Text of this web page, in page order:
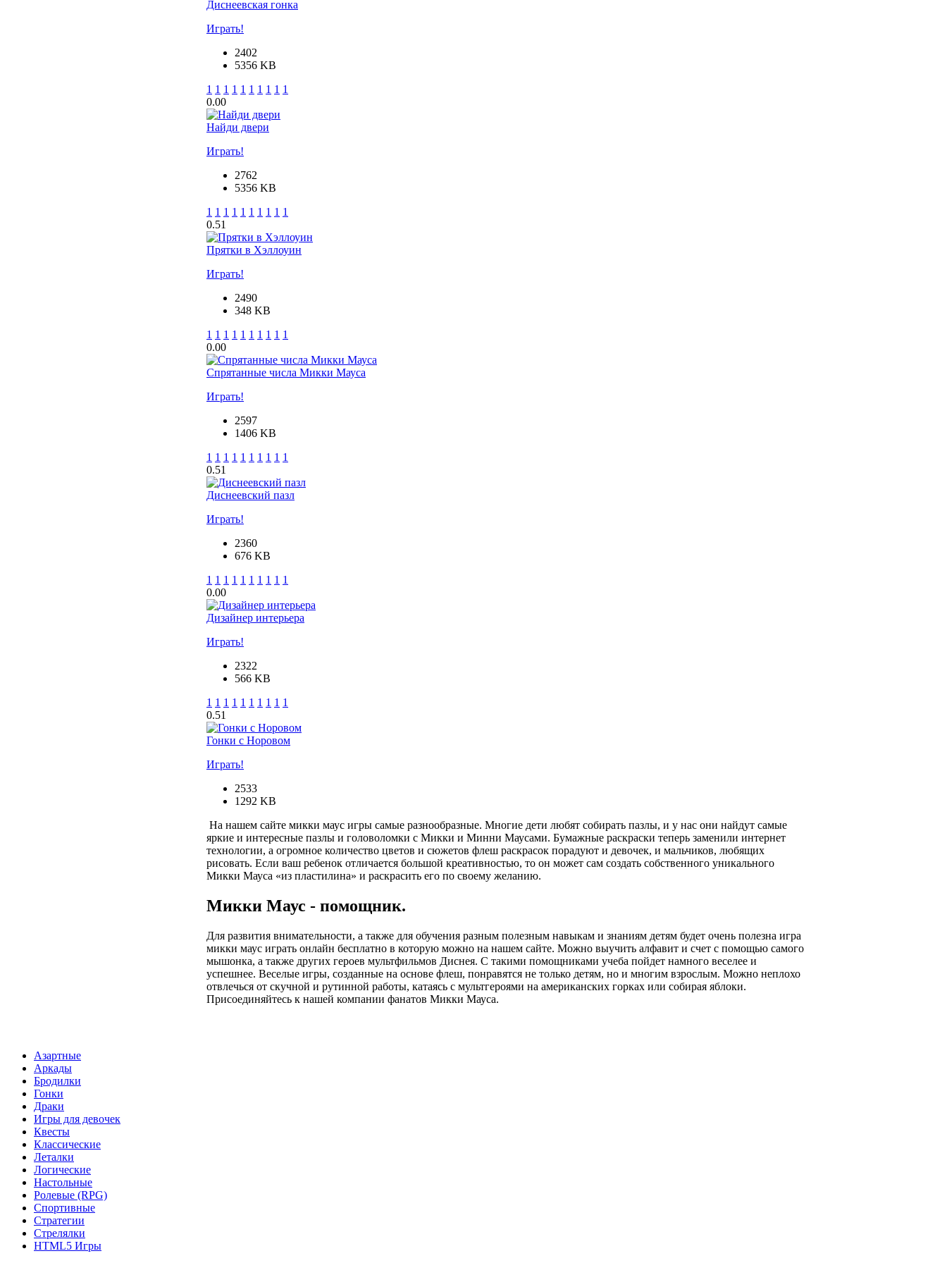
Диснеевская гонка
Играть!
2402
5356 KB
1 1 1 1 1 1 1 1 1 1
0.00
Найди двери
Играть!
2762
5356 KB
1 1 1 1 1 1 1 1 1 1
0.51
Прятки в Хэллоуин
Играть!
2490
348 KB
1 1 1 1 1 1 1 1 1 1
0.00
Спрятанные числа Микки Мауса
Играть!
2597
1406 KB
1 1 1 1 1 1 1 1 1 1
0.51
Диснеевский пазл
Играть!
2360
676 KB
1 1 1 1 1 1 1 1 1 1
0.00
Дизайнер интерьера
Играть!
2322
566 KB
1 1 1 1 1 1 1 1 1 1
0.51
Гонки с Норовом
Играть!
2533
1292 KB
На нашем сайте микки маус игры самые разнообразные. Многие дети любят собирать пазлы, и у нас они найдут самые
яркие и интересные пазлы и головоломки с Микки и Минни Маусами. Бумажные раскраски теперь заменили интернет
технологии, а огромное количество цветов и сюжетов флеш раскрасок порадуют и девочек, и мальчиков, любящих
рисовать. Если ваш ребенок отличается большой креативностью, то он может сам создать собственного уникального
Микки Мауса «из пластилина» и раскрасить его по своему желанию.
Микки Маус - помощник.
Для развития внимательности, а также для обучения разным полезным навыкам и знаниям детям будет очень полезна игра
микки маус играть онлайн бесплатно в которую можно на нашем сайте. Можно выучить алфавит и счет с помощью самого
мышонка, а также других героев мультфильмов Диснея. С такими помощниками учеба пойдет намного веселее и
успешнее. Веселые игры, созданные на основе флеш, понравятся не только детям, но и многим взрослым. Можно неплохо
отвлечься от скучной и рутинной работы, катаясь с мультгероями на американских горках или собирая яблоки.
Присоединяйтесь к нашей компании фанатов Микки Мауса.
Азартные
Аркады
Бродилки
Гонки
Драки
Игры для девочек
Квесты
Классические
Леталки
Логические
Настольные
Ролевые (RPG)
Спортивные
Стратегии
Стрелялки
HTML5 Игры